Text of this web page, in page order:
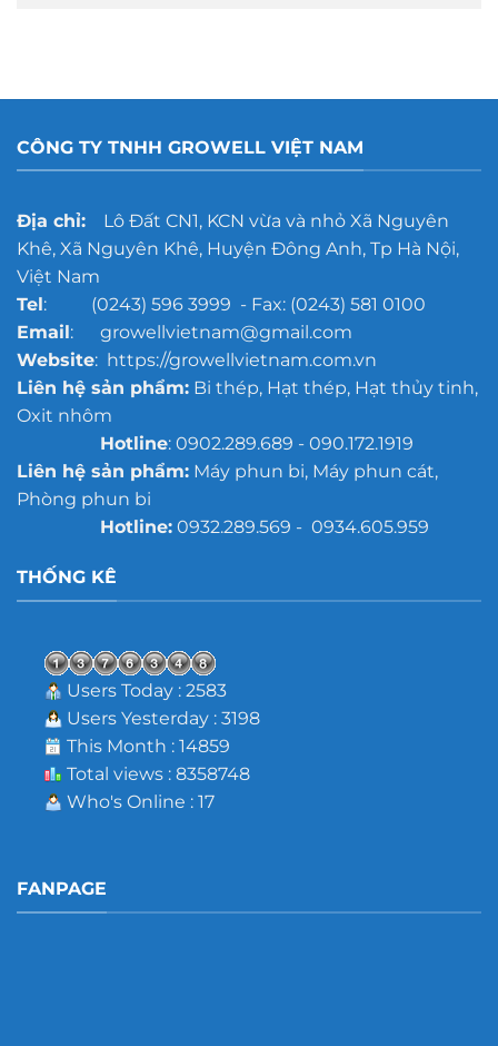
CÔNG TY TNHH GROWELL VIỆT NAM
Địa chỉ:Lô Đất CN1, KCN vừa và nhỏ Xã Nguyên
Khê, Xã Nguyên Khê, Huyện Đông Anh, Tp Hà Nội,
Việt Nam
Tel: (0243) 596 3999 - Fax: (0243) 581 0100
Email: growellvietnam@gmail.com
Website: https://growellvietnam.com.vn
Liên hệ sản phẩm:Bi thép, Hạt thép, Hạt thủy tinh,
Oxit nhôm
Hotline: 0902.289.689 - 090.172.1919
Liên hệ sản phẩm:Máy phun bi, Máy phun cát,
Phòng phun bi
Hotline:0932.289.569 - 0934.605.959
THỐNG KÊ
Users Today : 2583
Users Yesterday : 3198
This Month : 14859
Total views : 8358748
Who's Online : 17
FANPAGE